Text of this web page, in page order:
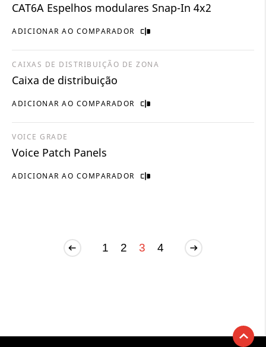
ADICIONAR AO COMPARADOR
CAT6A Espelhos modulares Snap-In 4x2
ADICIONAR AO COMPARADOR
CAIXAS DE DISTRIBUIÇÃO DE ZONA
Caixa de distribuição
ADICIONAR AO COMPARADOR
VOICE GRADE
Voice Patch Panels
1 2 3 4